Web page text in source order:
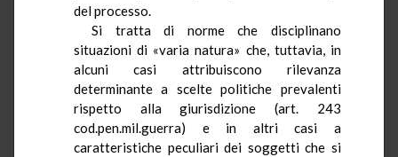
del processo.
Si tratta di norme che disciplinano
situazioni di «varia natura» che, tuttavia, in
alcuni casi attribuiscono rilevanza
determinante a scelte politiche prevalenti
rispetto alla giurisdizione (art. 243
cod.pen.mil.guerra) e in altri casi a
caratteristiche peculiari dei soggetti che si